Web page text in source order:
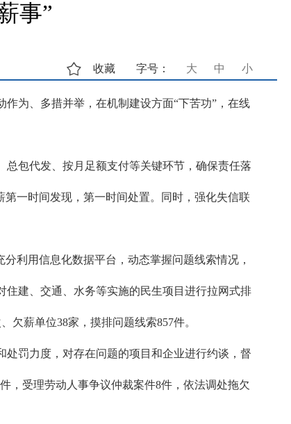
事”
字号： 大 中 小
收藏
为、多措并举，在机制建设方面“下苦功”，在线
包代发、按月足额支付等关键环节，确保责任落
一时间发现，第一时间处置。同时，强化失信联
利用信息化数据平台，动态掌握问题线索情况，
建、交通、水务等实施的民生项目进行拉网式排
薪单位38家，摸排问题线索857件。
罚力度，对存在问题的项目和企业进行约谈，督
，受理劳动人事争议仲裁案件8件，依法调处拖欠